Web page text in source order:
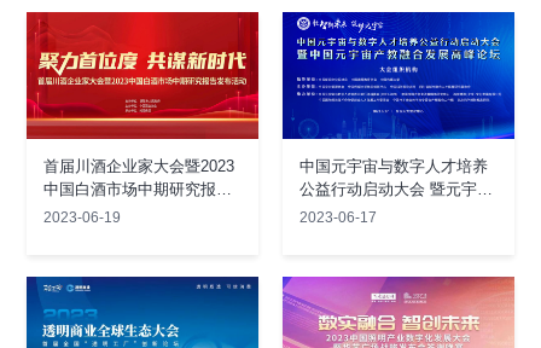
首届川酒企业家大会暨2023
中国白酒市场中期研究报告
发布活动
2023-06-19
中国元宇宙与数字人才培养
公益行动启动大会 暨元宇宙
产教融合发展高峰论坛
2023-06-17